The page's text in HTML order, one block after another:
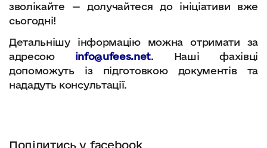
зволікайте — долучайтеся до ініціативи вже
сьогодні!
Детальнішу інформацію можна отримати за
адресою info@ufees.net. Наші фахівці
допоможуть із підготовкою документів та
нададуть консультації.
Поділитись у facebook